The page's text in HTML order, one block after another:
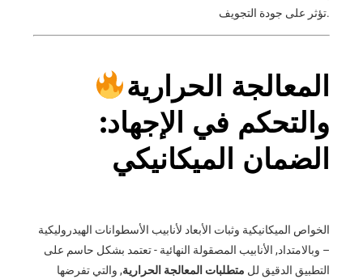
تؤثر على جودة التجويف.
المعالجة الحرارية
والتحكم في الإجهاد:
الضمان الميكانيكي
الخواص الميكانيكية وثبات الأبعاد لأنابيب الأسطوانات الهيدروليكية
– وبالامتداد, الأنابيب المصقولة النهائية - تعتمد بشكل حاسم على
التطبيق الدقيق لل متطلبات المعالجة الحرارية, والتي تفرضها